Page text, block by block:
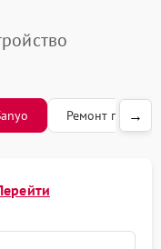
Ремонт →